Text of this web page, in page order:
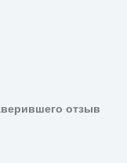
отзыв